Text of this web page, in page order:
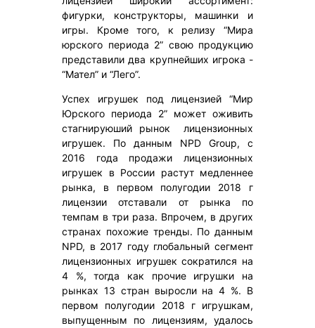
фигурки, конструкторы, машинки и
игры. Кроме того, к релизу “Мира
юрского периода 2” свою продукцию
представили два крупнейших игрока -
“Мател” и “Лего”.
Успех игрушек под лицензией “Мир
Юрского периода 2” может оживить
стагнируюший рынок лицензионных
игрушек. По данным NPD Group, с
2016 года продажи лицензионных
игрушек в России растут медленнее
рынка, в первом полугодии 2018 г
лицензии отставали от рынка по
темпам в три раза. Впрочем, в других
странах похожие тренды. По данным
NPD, в 2017 году глобальный сегмент
лицензионных игрушек сократился на
4 %, тогда как прочие игрушки на
рынках 13 стран выросли на 4 %. В
первом полугодии 2018 г игрушкам,
выпущенным по лицензиям, удалось